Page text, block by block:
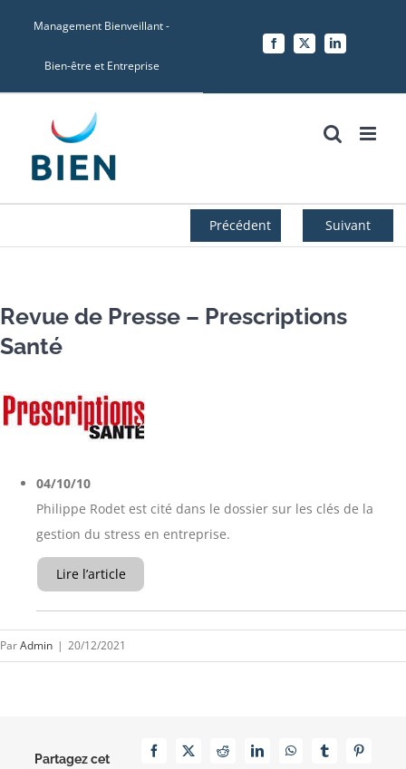
Management Bienveillant -
Bien-être et Entreprise
Facebook
X LinkedIn
Précédent Suivant
Revue de Presse – Prescriptions
Santé
04/10/10
Philippe Rodet est cité dans le dossier sur les clés de la
gestion du stress en entreprise.
Lire l’article
ParAdmin | 20/12/2021
Partagez cet
Facebook
X RedditLinkedInWhatsAppTumblrPinterest